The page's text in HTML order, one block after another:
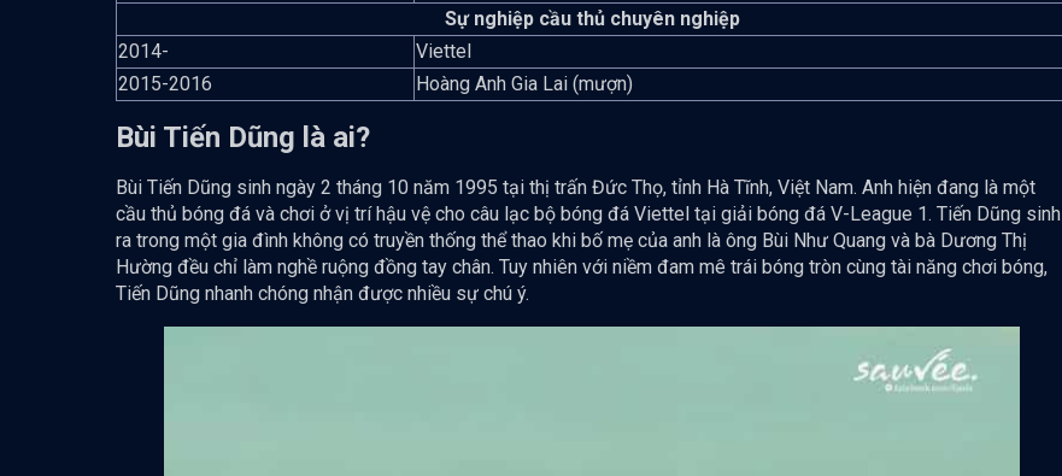
Sự nghiệp cầu thủ chuyên nghiệp
2014-
Viettel
2015-2016
Hoàng Anh Gia Lai (mượn)
Bùi Tiến Dũng là ai?
Bùi Tiến Dũng sinh ngày 2 tháng 10 năm 1995 tại thị trấn Đức Thọ, tỉnh Hà Tĩnh, Việt Nam. Anh hiện đang là một
cầu thủ bóng đá và chơi ở vị trí hậu vệ cho câu lạc bộ bóng đá Viettel tại giải bóng đá V-League 1. Tiến Dũng sinh
ra trong một gia đình không có truyền thống thể thao khi bố mẹ của anh là ông Bùi Như Quang và bà Dương Thị
Hường đều chỉ làm nghề ruộng đồng tay chân. Tuy nhiên với niềm đam mê trái bóng tròn cùng tài năng chơi bóng,
Tiến Dũng nhanh chóng nhận được nhiều sự chú ý.